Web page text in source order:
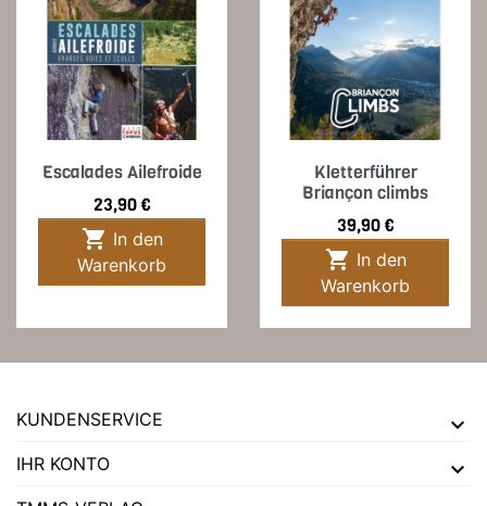
Escalades Ailefroide
Preis
23,90 €

Warenkorb
Kletterführer
Briançon climbs
Preis
39,90 €

Warenkorb
KUNDENSERVICE
IHR KONTO